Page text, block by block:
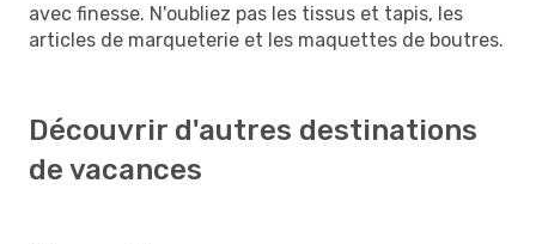
avec finesse. N'oubliez pas les tissus et tapis, les
articles de marqueterie et les maquettes de boutres.
Découvrir d'autres destinations
de vacances